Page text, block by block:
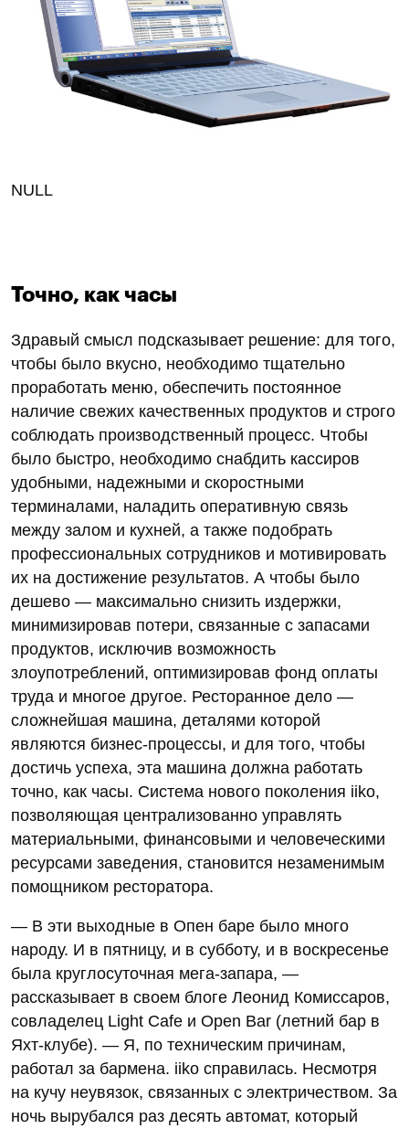
NULL
Точно, как часы
Здравый смысл подсказывает решение: для того,
чтобы было вкусно, необходимо тщательно
проработать меню, обеспечить постоянное
наличие свежих качественных продуктов и строго
соблюдать производственный процесс. Чтобы
было быстро, необходимо снабдить кассиров
удобными, надежными и скоростными
терминалами, наладить оперативную связь
между залом и кухней, а также подобрать
профессиональных сотрудников и мотивировать
их на достижение результатов. А чтобы было
дешево — максимально снизить издержки,
минимизировав потери, связанные с запасами
продуктов, исключив возможность
злоупотреблений, оптимизировав фонд оплаты
труда и многое другое. Ресторанное дело —
сложнейшая машина, деталями которой
являются бизнес-процессы, и для того, чтобы
достичь успеха, эта машина должна работать
точно, как часы. Система нового поколения iiko,
позволяющая централизованно управлять
материальными, финансовыми и человеческими
ресурсами заведения, становится незаменимым
помощником ресторатора.
— В эти выходные в Опен баре было много
народу. И в пятницу, и в субботу, и в воскресенье
была круглосуточная мега-запара, —
рассказывает в своем блоге Леонид Комиссаров,
совладелец Light Cafe и Open Bar (летний бар в
Яхт-клубе). — Я, по техническим причинам,
работал за бармена. iiko справилась. Несмотря
на кучу неувязок, связанных с электричеством. За
ночь вырубался раз десять автомат, который